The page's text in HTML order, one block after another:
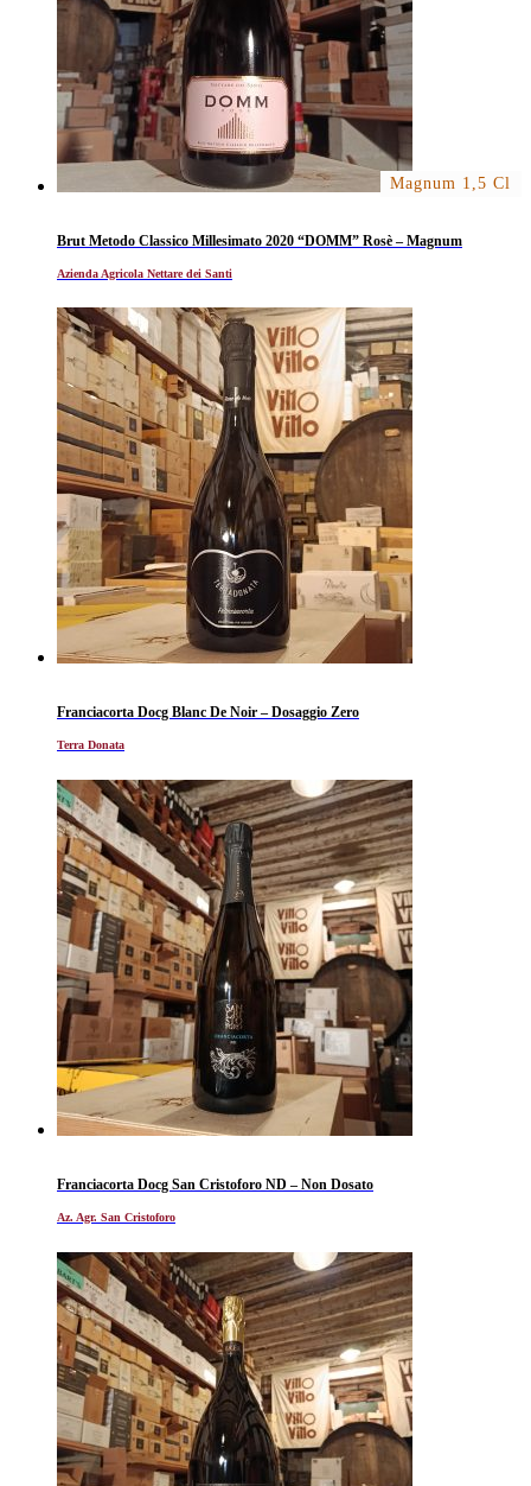
Magnum 1,5 Cl
Brut Metodo Classico Millesimato 2020 “DOMM” Rosè – Magnum
Azienda Agricola Nettare dei Santi
Franciacorta Docg Blanc De Noir – Dosaggio Zero
Terra Donata
Franciacorta Docg San Cristoforo ND – Non Dosato
Az. Agr. San Cristoforo